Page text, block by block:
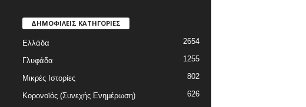
ΔΗΜΟΦΙΛΕΙΣ ΚΑΤΗΓΟΡΙΕΣ
Ελλάδα 2654
Γλυφάδα 1255
Μικρές Ιστορίες 802
Κορονοϊός (Συνεχής Ενημέρωση)
626